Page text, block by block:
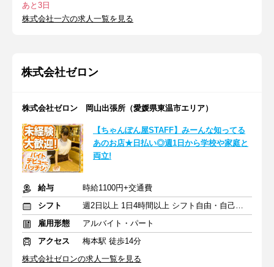
あと3日
株式会社一六の求人一覧を見る
株式会社ゼロン
株式会社ゼロン 岡山出張所（愛媛県東温市エリア）
【ちゃんぽん屋STAFF】みーんな知ってる
あのお店★日払い◎週1日から学校や家庭と
両立!
給与
時給1100円+交通費
シフト
週2日以上 1日4時間以上 シフト自由・自己申告
雇用形態
アルバイト・パート
アクセス
梅本駅 徒歩14分
株式会社ゼロンの求人一覧を見る